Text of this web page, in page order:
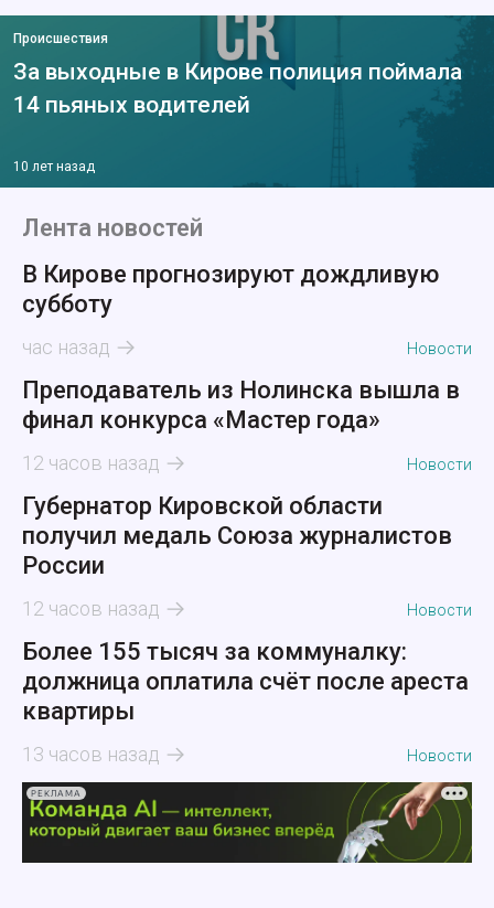
Происшествия
За выходные в Кирове полиция поймала
14 пьяных водителей
10 лет назад
Лента новостей
В Кирове прогнозируют дождливую
субботу
час назад Новости
Преподаватель из Нолинска вышла в
финал конкурса «Мастер года»
12 часов назад Новости
Губернатор Кировской области
получил медаль Союза журналистов
России
12 часов назад Новости
Более 155 тысяч за коммуналку:
должница оплатила счёт после ареста
квартиры
13 часов назад Новости
РЕКЛАМА